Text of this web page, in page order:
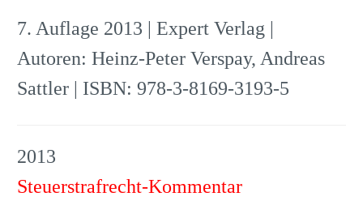
7. Auflage 2013 | Expert Verlag |
Autoren: Heinz-Peter Verspay, Andreas
Sattler | ISBN: 978-3-8169-3193-5
2013
Steuerstrafrecht-Kommentar